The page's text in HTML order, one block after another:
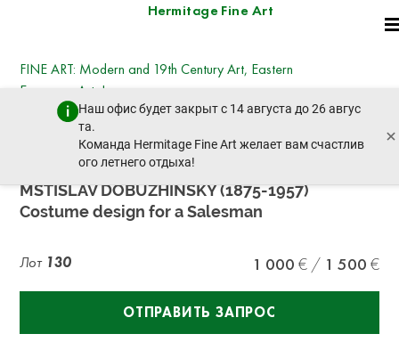
Hermitage Fine Art
Наш офис будет закрыт с 14 августа до 26 авгус
та.
Команда Hermitage Fine Art желает вам счастлив
ого летнего отдыха!
×
FINE ART: Modern and 19th Century Art, Eastern
European Art, Icons
четверг, 19 декабря 2024 г. - 14:30
пред. лот след. лот
MSTISLAV DOBUZHINSKY (1875-1957)
Costume design for a Salesman
Лот 130 1 000 1 500
ОТПРАВИТЬ ЗАПРОС